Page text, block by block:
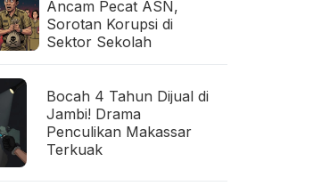
Ancam Pecat ASN,
Sorotan Korupsi di
Sektor Sekolah
Bocah 4 Tahun Dijual di
Jambi! Drama
Penculikan Makassar
Terkuak